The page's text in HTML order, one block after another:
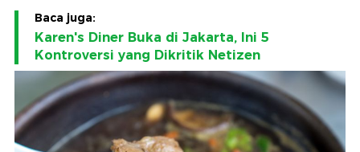
Baca juga:
Karen's Diner Buka di Jakarta, Ini 5
Kontroversi yang Dikritik Netizen